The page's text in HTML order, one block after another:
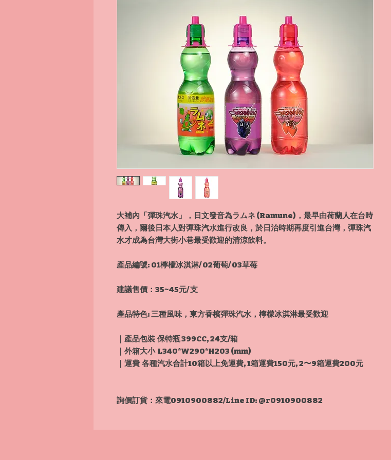
大補內「彈珠汽水」，日文發音為ラムネ (Ramune)，最早由荷蘭人在台時
傳入，爾後日本人對彈珠汽水進行改良，於日治時期再度引進台灣，彈珠汽
水才成為台灣大街小巷最受歡迎的清涼飲料。
產品編號: 01檸檬冰淇淋/ 02葡萄/ 03草莓
建議售價： 35~45元/ 支
產品特色: 三種風味，東方香檳彈珠汽水，檸檬冰淇淋最受歡迎
｜產品包裝 保特瓶 399CC, 24支/箱
｜外箱大小 L340*W290*H203 (mm)
｜運費 各種汽水合計10箱以上免運費, 1箱運費150元, 2〜9箱運費200元
詢價訂貨：來電0910900882/Line ID: @r0910900882